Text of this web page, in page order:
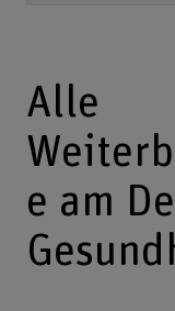
Alle
e am